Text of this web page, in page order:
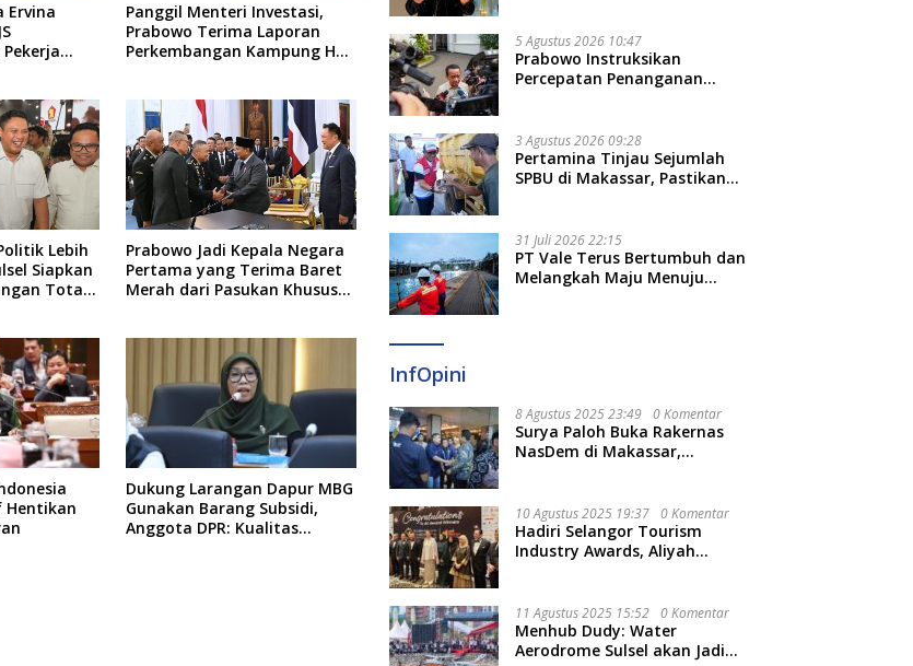
Ervina
Panggil Menteri Investasi,
Prabowo Terima Laporan
Perkembangan Kampung Haji
Lebih
Siapkan
Total
Prabowo Jadi Kepala Negara
Pertama yang Terima Baret
Merah dari Pasukan Khusus
Hentikan
Dukung Larangan Dapur MBG
Gunakan Barang Subsidi,
Anggota DPR: Kualitas
5 Agustus 2026 10:47
Prabowo Instruksikan
Percepatan Penanganan
3 Agustus 2026 09:28
Pertamina Tinjau Sejumlah
SPBU di Makassar, Pastikan
31 Juli 2026 22:15
PT Vale Terus Bertumbuh dan
Melangkah Maju Menuju
InfOpini
8 Agustus 2025 23:49 0 Komentar
Surya Paloh Buka Rakernas
NasDem di Makassar,
10 Agustus 2025 19:37 0 Komentar
Hadiri Selangor Tourism
Industry Awards, Aliyah
11 Agustus 2025 15:52 0 Komentar
Menhub Dudy: Water
Aerodrome Sulsel akan Jadi